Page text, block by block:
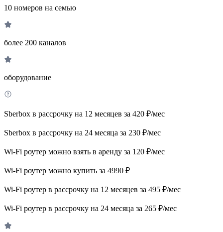
10 номеров на семью
более 200 каналов
оборудование
Sberbox в рассрочку на 12 месяцев за 420 ₽/мес
Sberbox в рассрочку на 24 месяца за 230 ₽/мес
Wi-Fi роутер можно взять в аренду за 120 ₽/мес
Wi-Fi роутер можно купить за 4990 ₽
Wi-Fi роутер в рассрочку на 12 месяцев за 495 ₽/мес
Wi-Fi роутер в рассрочку на 24 месяца за 265 ₽/мес